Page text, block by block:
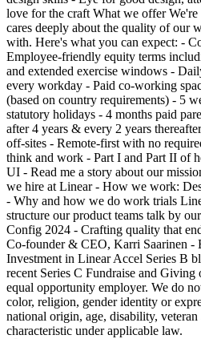
love for the craft What we offer We're
cares deeply about the quality of our
with. Here's what you can expect: -
Employee-friendly equity terms
and extended exercise windows -
every workday - Paid co-working
(based on country requirements) - 5
statutory holidays - 4 months paid
after 4 years & every 2 years
off-sites - Remote-first with no
think and work - Part I and Part II of
UI - Read me a story about our
we hire at Linear - How we work:
- Why and how we do work trials
structure our product teams talk by
Config 2024 - Crafting quality that
Co-founder & CEO, Karri Saarinen
Investment in Linear Accel Series B
recent Series C Fundraise and
equal opportunity employer. We do
color, religion, gender identity or
national origin, age, disability, veteran
characteristic under applicable law.